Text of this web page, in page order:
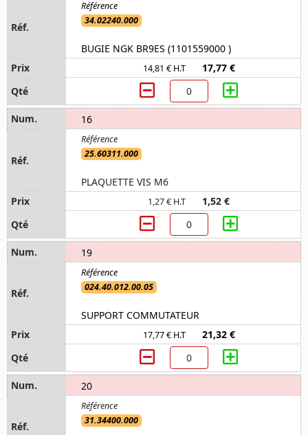
34.02240.000
BUGIE NGK BR9ES (1101559000 )
14,81 € H.T 17,77 €
16
25.60311.000
PLAQUETTE VIS M6
1,27 € H.T 1,52 €
19
024.40.012.00.05
SUPPORT COMMUTATEUR
17,77 € H.T 21,32 €
20
31.34400.000